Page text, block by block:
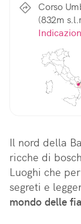
Corso
(832m
Il nord della
ricche di
Luoghi che
mondo delle